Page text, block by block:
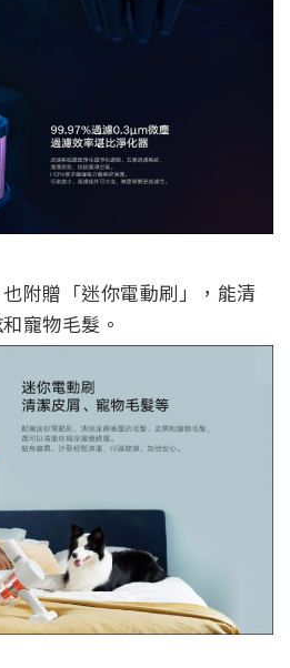
附贈「迷你電動刷」，能清
寵物毛髮。